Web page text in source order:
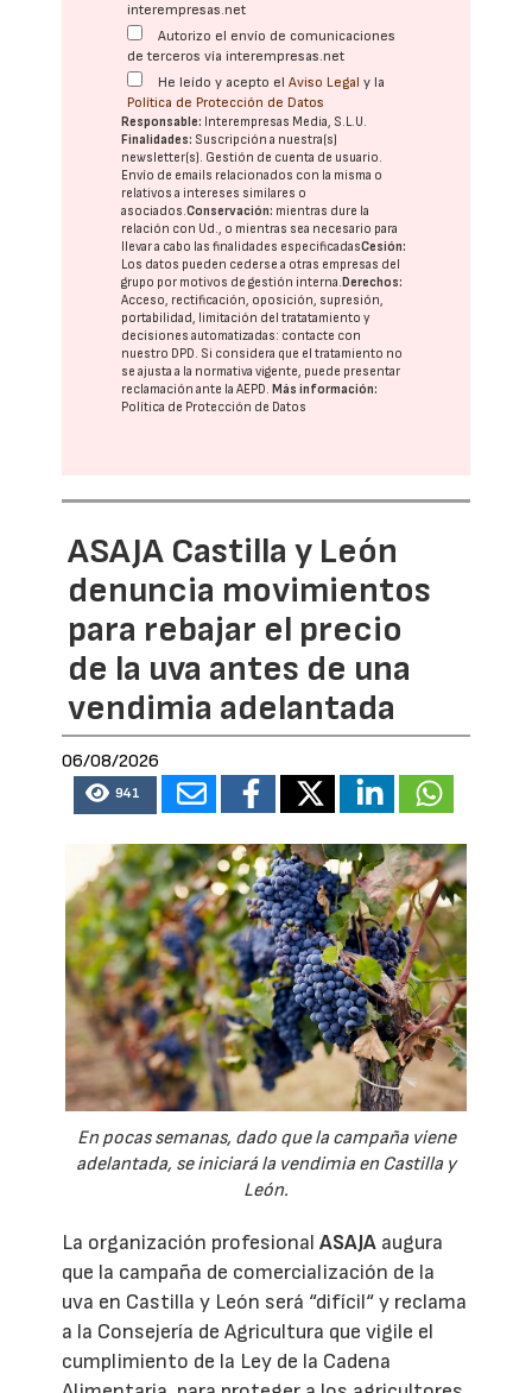
interempresas.net
Autorizo el envío de comunicaciones
de terceros vía interempresas.net
He leído y acepto elAviso Legal y la
Política de Protección de Datos
Responsable: Interempresas Media, S.L.U.
Finalidades: Suscripción a nuestra(s)
newsletter(s). Gestión de cuenta de usuario.
Envío de emails relacionados con la misma o
relativos a intereses similares o
asociados.Conservación: mientras dure la
relación con Ud., o mientras sea necesario para
llevar a cabo las finalidades especificadasCesión:
Los datos pueden cederse a otras empresas del
grupo por motivos de gestión interna.Derechos:
Acceso, rectificación, oposición, supresión,
portabilidad, limitación del tratatamiento y
decisiones automatizadas: contacte con
nuestro DPD. Si considera que el tratamiento no
se ajusta a la normativa vigente, puede presentar
reclamación ante laAEPD.Más información:
Política de Protección de Datos
ASAJA Castilla y León
denuncia movimientos
para rebajar el precio
de la uva antes de una
vendimia adelantada
06/08/2026
941
En pocas semanas, dado que la campaña viene
adelantada, se iniciará la vendimia en Castilla y
León.
La organización profesionalASAJA augura
que la campaña de comercialización de la
uva en Castilla y León será “difícil“ y reclama
a la Consejería de Agricultura que vigile el
cumplimiento de la Ley de la Cadena